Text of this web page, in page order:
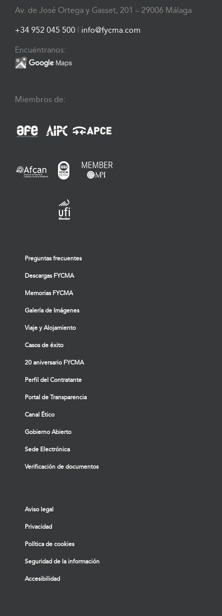
Av. de José Ortega y Gasset, 201 – 29006 Málaga
+34 952 045 500 | info@fycma.com
Encuéntranos:
Miembros de:
Preguntas frecuentes
Descargas FYCMA
Memorias FYCMA
Galería de Imágenes
Viaje y Alojamiento
Casos de éxito
20 aniversario FYCMA
Perfil del Contratante
Portal de Transparencia
Canal Ético
Gobierno Abierto
Sede Electrónica
Verificación de documentos
Aviso legal
Privacidad
Política de cookies
Seguridad de la información
Accesibilidad